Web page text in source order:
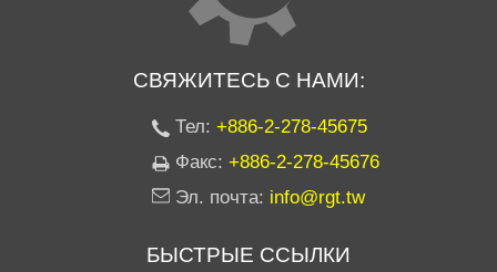
СВЯЖИТЕСЬ С НАМИ:
Тел: +886-2-278-45675
Факс: +886-2-278-45676
Эл. почта: info@rgt.tw
БЫСТРЫЕ ССЫЛКИ